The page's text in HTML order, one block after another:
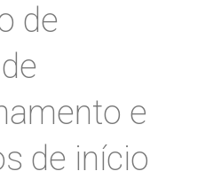
de
e
de início